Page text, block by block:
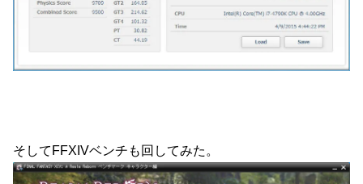
そしてFFXIVベンチも回してみた。